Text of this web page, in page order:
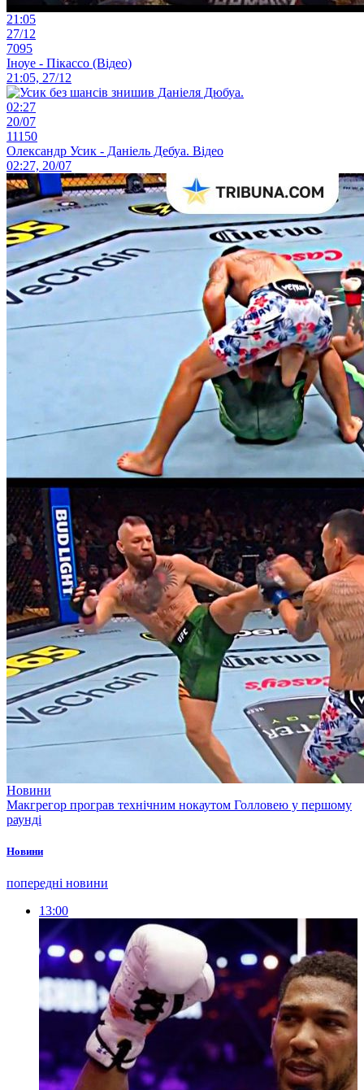
21:05
27/12
7095
Іноуе - Пікассо (Відео)
21:05, 27/12
02:27
20/07
11150
Олександр Усик - Даніель Дебуа. Відео
02:27, 20/07
Новини
Макгрегор програв технічним нокаутом Голловею у першому
раунді
Новини
попередні новини
13:00